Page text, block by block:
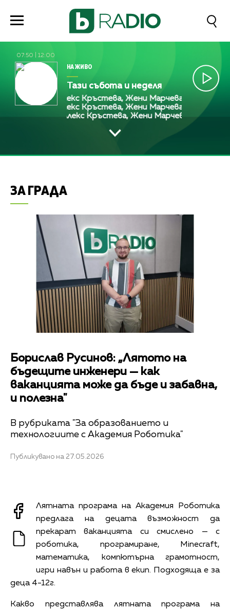
07:50 12:00
НА ЖИВО
Тази събота и неделя
Алекс Кръстева, Жени Марчева и Диана
Алекс Кръстева, Жени Марчева и Диана
Алекс Кръстева, Жени Марчева и Диана
ЗА ГРАДА
Борислав Русинов: „Лятото на
бъдещите инженери — как
ваканцията може да бъде и забавна,
и полезна"
В рубриката "За образованието и
технологиите с Академия Роботика"
Публикувано на 27.05.2026
Лятната програма на Академия Роботика
предлага на децата възможност да
прекарат ваканцията си смислено — с
роботика, програмиране, Minecraft,
математика, компютърна грамотност,
игри навън и работа в екип. Подходяща е за
деца 4-12г.
Какво представлява лятната програма на